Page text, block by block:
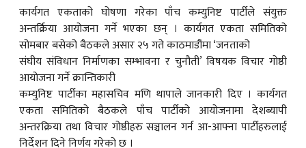
News
कार्यगत एकताको घोषणा गरेका पाँच कम्युनिष्ट पार्टीले संयुक्त
अन्तर्क्रिया आयोजना गर्ने भएका छन् । कार्यगत एकता समितिको
सोमबार बसेको बैठकले असार २५ गते काठमाडौंमा ‘जनताको
संघीय संविधान निर्माणका सम्भावना र चुनौती’ विषयक विचार गोष्ठी
आयोजना गर्ने क्रान्तिकारी
कम्युनिष्ट पार्टीका महासचिव मणि थापाले जानकारी दिए । कार्यगत
एकता समितिको बैठकले पाँच पार्टीको आयोजनामा देशब्यापी
अन्तरक्रिया तथा विचार गोष्ठीहरु सञ्चालन गर्न आ-आफ्ना पार्टीहरुलाई
निर्देशन दिने निर्णय गरेको छ ।